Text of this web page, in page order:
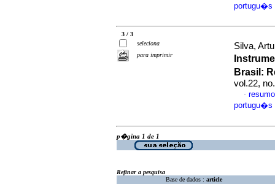
portugu�s
3 / 3
seleciona
para imprimir
Silva,
Brasil:
vol.22,
·
portugu�s
p�gina 1 de 1
Refinar a pesquisa
Base de dados : article